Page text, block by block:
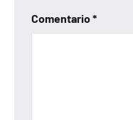
Comentario*